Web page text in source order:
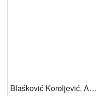
Blašković Koroljević, Alida